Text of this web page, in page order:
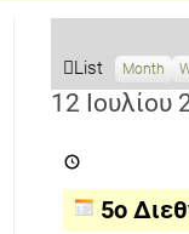
V
i
a
s
List Month
12 Ιουλίου
Διεθνές
Πανεπιστήμιο
2019
5ο